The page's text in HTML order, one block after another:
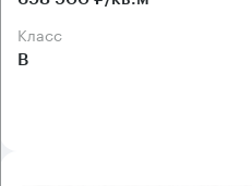
класс
B